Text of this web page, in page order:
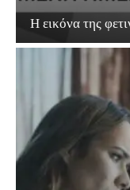
Η εικόνα της